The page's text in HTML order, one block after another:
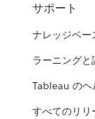
サポート
ナレッジベー
ラーニング
Tableau のヘ
すべてのリリ